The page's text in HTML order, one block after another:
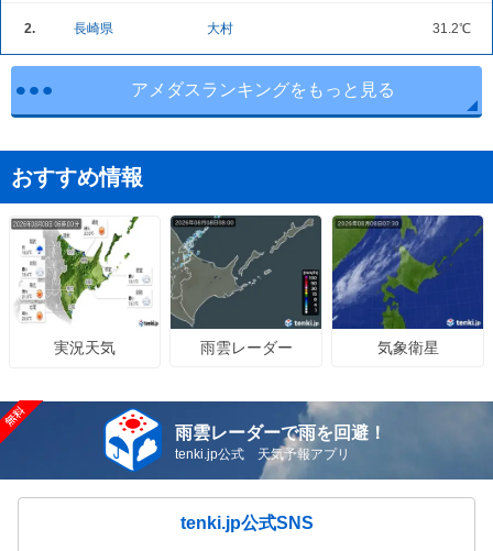
2. 長崎県 大村 31.2℃
アメダスランキングをもっと見る
おすすめ情報
実況天気 雨雲レーダー 気象衛星
雨雲レーダーで雨を回避！
tenki.jp公式 天気予報アプリ
tenki.jp公式SNS